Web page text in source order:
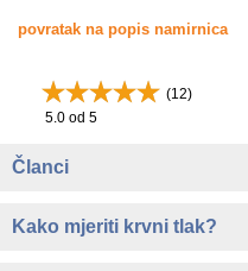
povratak na popis namirnica
(12)
5.0 od 5
Članci
Kako mjeriti krvni tlak?